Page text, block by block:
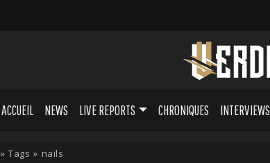
ACCUEIL NEWS LIVE REPORTS CHRONIQUES INTERVIEWS
» Tags » nails